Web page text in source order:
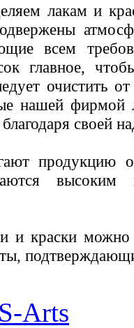
лакам и
всем
главное,
очистить
нашей фирмой
своей
продукцию
высоким
и краски
Arts